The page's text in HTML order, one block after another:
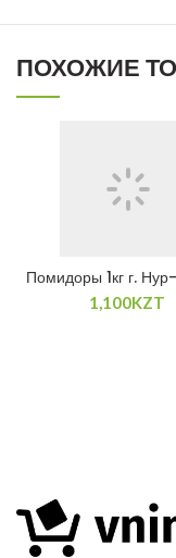
ПОХОЖИЕ
Помидоры 1кг г.
1,100KZT